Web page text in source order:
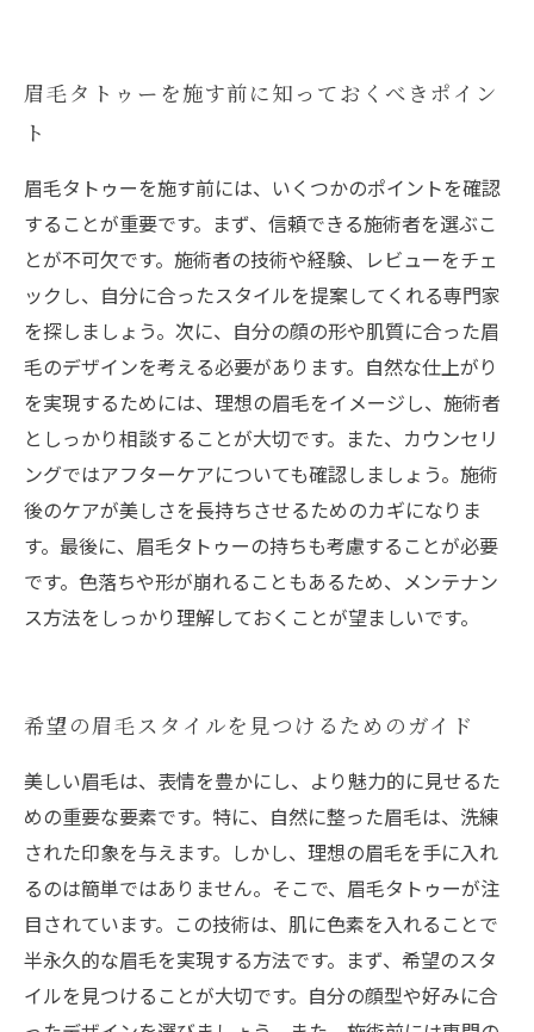
眉毛タトゥーを施す前に知っておくべきポイン
ト
眉毛タトゥーを施す前には、いくつかのポイントを確認
することが重要です。まず、信頼できる施術者を選ぶこ
とが不可欠です。施術者の技術や経験、レビューをチェ
ックし、自分に合ったスタイルを提案してくれる専門家
を探しましょう。次に、自分の顔の形や肌質に合った眉
毛のデザインを考える必要があります。自然な仕上がり
を実現するためには、理想の眉毛をイメージし、施術者
としっかり相談することが大切です。また、カウンセリ
ングではアフターケアについても確認しましょう。施術
後のケアが美しさを長持ちさせるためのカギになりま
す。最後に、眉毛タトゥーの持ちも考慮することが必要
です。色落ちや形が崩れることもあるため、メンテナン
ス方法をしっかり理解しておくことが望ましいです。
希望の眉毛スタイルを見つけるためのガイド
美しい眉毛は、表情を豊かにし、より魅力的に見せるた
めの重要な要素です。特に、自然に整った眉毛は、洗練
された印象を与えます。しかし、理想の眉毛を手に入れ
るのは簡単ではありません。そこで、眉毛タトゥーが注
目されています。この技術は、肌に色素を入れることで
半永久的な眉毛を実現する方法です。まず、希望のスタ
イルを見つけることが大切です。自分の顔型や好みに合